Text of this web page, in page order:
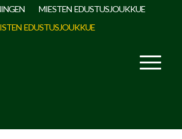
MIESTEN EDUSTUSJOUKKUE
EDUSTUSJOUKKUE